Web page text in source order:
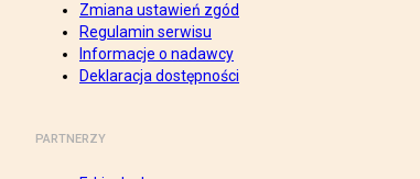
Zmiana ustawień zgód
Regulamin serwisu
Informacje o nadawcy
Deklaracja dostępności
PARTNERZY